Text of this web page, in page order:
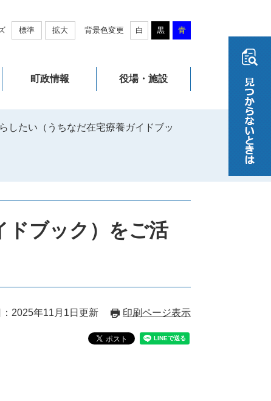
標準 拡大 背景色変更 白 黒 青
町政情報 役場・施設
したい（うちなだ在宅療養ガイドブッ
ドブック）をご活
2025年11月1日更新 印刷ページ表示